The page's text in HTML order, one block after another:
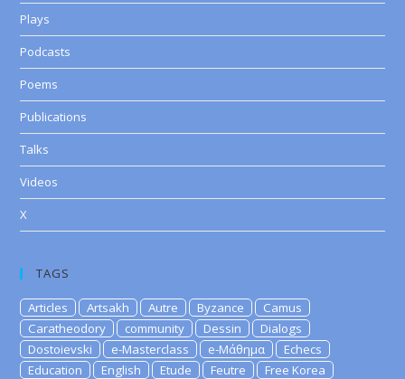
Plays
Podcasts
Poems
Publications
Talks
Videos
X
TAGS
Articles Artsakh Autre Byzance
Camus
Caratheodory
community Dessin
Dialogs
Dostoievski
e-Masterclass e-Μάθημα
Echecs
Education
English Etude Feutre
Free Korea